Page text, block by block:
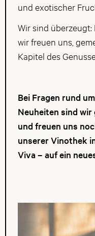
und exotischer
Wir sind
wir freuen uns,
Kapitel des
Bei Fragen rund
Neuheiten sind wir
und freuen uns
unserer Vinothek
Viva – auf ein